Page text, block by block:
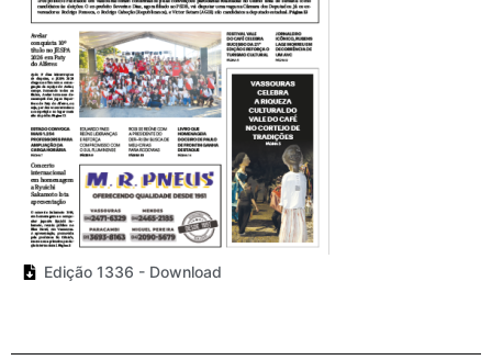
Edição 1336 - Download